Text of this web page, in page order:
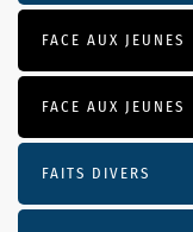
FACE AUX JEUNES
FACE AUX JEUNES
FAITS DIVERS